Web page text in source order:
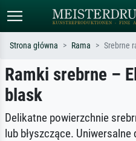
Wyszukiwanie standardowe
Szukaj wg artysty, tytułu lub stylu – np.
Monet, Gwiaździsta noc,
impresjonizm, fala Hokusaia, akt.
Strona główna Rama Srebrne
Ramki srebrne –
blask
Delikatne powierzchnie
lub błyszczące.